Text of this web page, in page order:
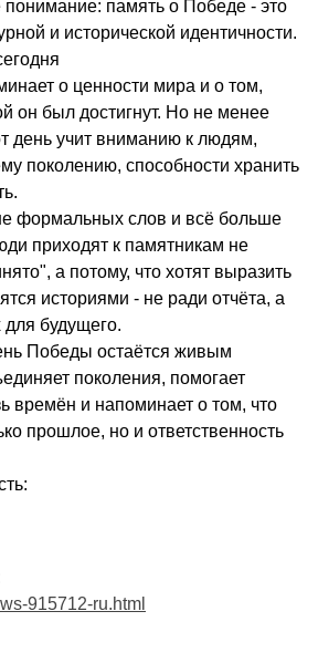
память о Победе - это
и исторической идентичности.
о ценности мира и о том,
он был достигнут. Но не менее
день учит вниманию к людям,
поколению, способности хранить
формальных слов и всё больше
приходят к памятникам не
а потому, что хотят выразить
историями - не ради отчёта, а
для будущего.
Победы остаётся живым
поколения, помогает
времён и напоминает о том, что
прошлое, но и ответственность
915712-ru.html